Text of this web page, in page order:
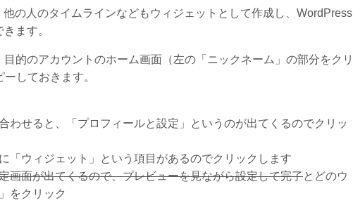
の人のタイムラインなどもウィジェットとして作成し、WordPress
ます。
的のアカウントのホーム画面（左の「ニックネーム」の部分をクリ
しておきます。
わせると、「プロフィールと設定」というのが出てくるのでクリッ
「ウィジェット」という項目があるのでクリックします
画面が出てくるので、プレビューを見ながら設定して完了とどのウ
をクリック